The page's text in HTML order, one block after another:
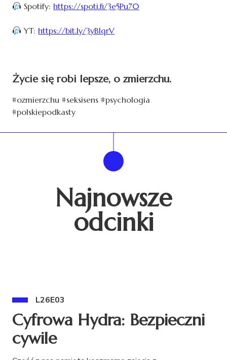
Spotify: https://spoti.fi/3e5Pu70
YT: https://bit.ly/3yBIqrV
Życie się robi lepsze, o zmierzchu.
#ozmierzchu #seksisens #psychologia
#polskiepodkasty
Najnowsze
odcinki
L26E03
Cyfrowa Hydra: Bezpieczni
cywile